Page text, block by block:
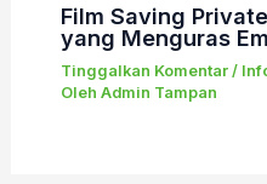
Film Saving
yang Menguras
Tinggalkan Komentar /
Oleh Admin Tampan